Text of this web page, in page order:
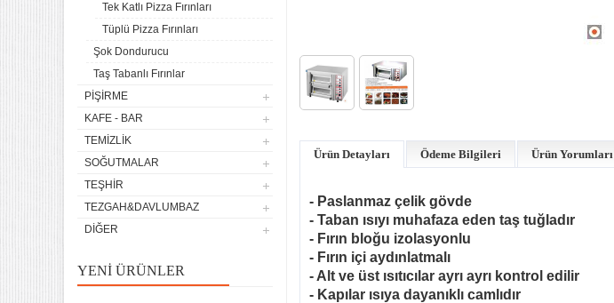
Tek Katlı Pizza Fırınları
Tüplü Pizza Fırınları
Şok Dondurucu
Taş Tabanlı Fırınlar
PIŞIRME
KAFE - BAR
TEMIZLIK
SOĞUTMALAR
TEŞHIR
TEZGAH&DAVLUMBAZ
DIĞER
YENI ÜRÜNLER
Tüplü Set Üstü Ocak CE
Remta Elektrikli Döner Ocağı
2 Gözlü ev tipi iş tipi
13.200,00
Remta Elektrikli Döner Ocağı
9.400,00
Makinası Değişir Plaka Çap
17,5
Ürün Detayları Ödeme Bilgileri Ürün Yorumları
- Paslanmaz çelik gövde
- Taban ısıyı muhafaza eden taş tuğladır
- Fırın bloğu izolasyonlu
- Fırın içi aydınlatmalı
- Alt ve üst ısıtıcılar ayrı ayrı kontrol edilir
- Kapılar ısıya dayanıklı camlıdır